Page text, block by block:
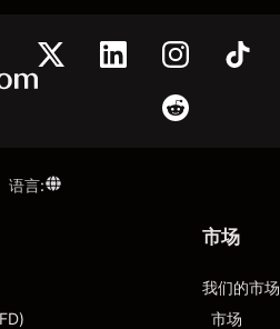
语言:
市场
我们的市场
市场